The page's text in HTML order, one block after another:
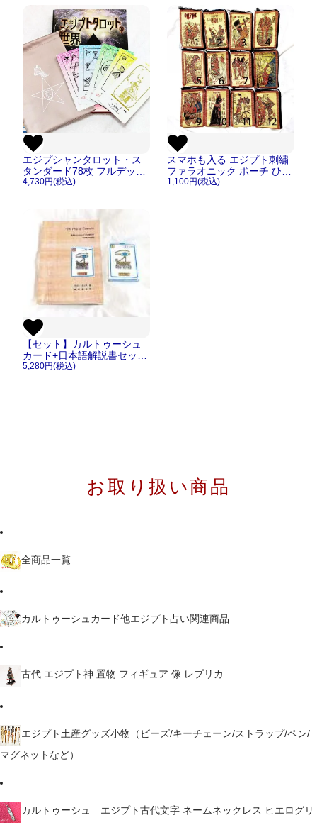
エジプシャンタロット・ス
タンダード78枚 フルデッ
キ OPで解説書も【メール
4,730円(税込)
スマホも入る エジプト刺繍
ファラオニック ポーチ ひも
付き バッグ【メール便OK】
1,100円(税込)
【セット】カルトゥーシュ
カード+日本語解説書セット
【メール便ＯＫ】
5,280円(税込)
お取り扱い商品
全商品一覧
カルトゥーシュカード他エジプト占い関連商品
古代 エジプト神 置物 フィギュア 像 レプリカ
エジプト土産グッズ小物（ビーズ/キーチェーン/ストラップ/ペン/
マグネットなど）
カルトゥーシュ エジプト古代文字 ネームネックレス ヒエログリ